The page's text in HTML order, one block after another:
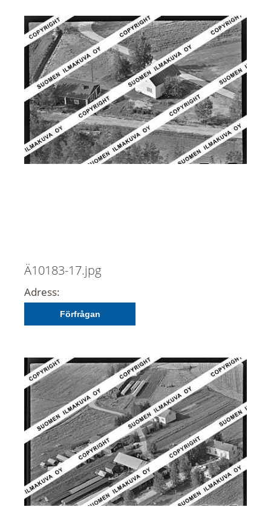
Ä10183-17.jpg
Adress:
Förfrågan